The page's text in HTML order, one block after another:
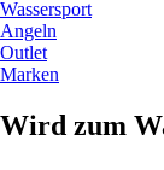
Wassersport
Angeln
Outlet
Marken
Wird zum